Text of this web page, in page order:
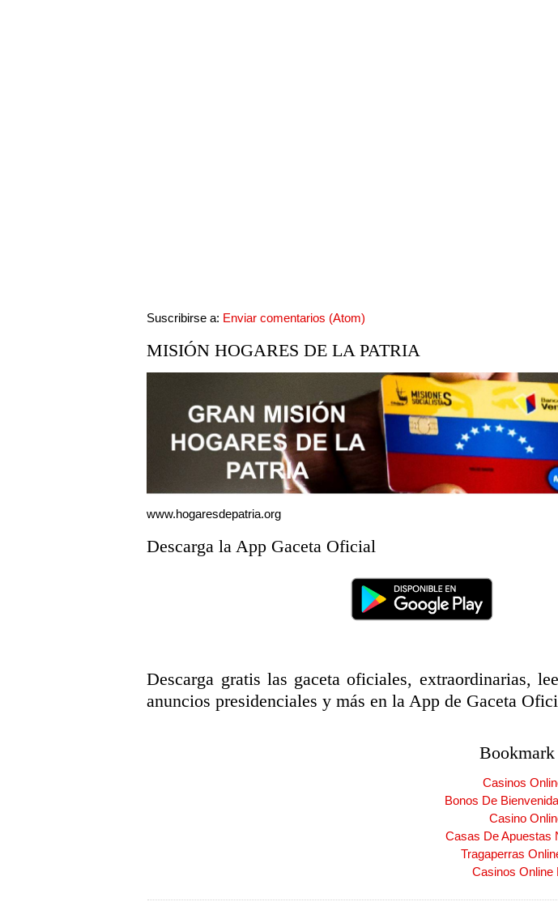
Suscribirse a: Enviar comentarios (Atom)
MISIÓN HOGARES DE LA PATRIA
www.hogaresdepatria.org
Descarga la App Gaceta Oficial
Descarga gratis las gaceta oficiales, extraordinarias,
anuncios presidenciales y más en la App de Gaceta
Casinos
Bonos De
Casino
Casas De Apuestas
Tragaperras
Casinos Online